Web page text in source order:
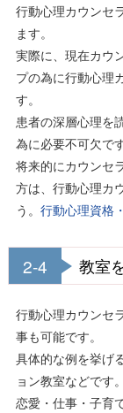
行動心理カウンセ
ます。
実際に、現在カウ
プの為に行動心理
す。
患者の深層心理を
為に必要不可欠です
将来的にカウンセ
方は、行動心理カ
う。 行動心理資格
2-4 教室
行動心理カウンセ
事も可能です。
具体的な例を挙げ
ョン教室などです。
恋愛・仕事・子育